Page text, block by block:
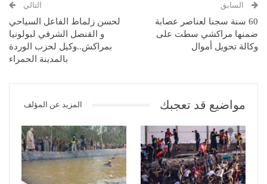
السابق
60 سنة سجنا لعناصر عصابة
ضمنها مراكشي سطت على
وكالة تحويل أموال
التالي
لحسن زلماط الفاعل السياحي
و القنصل الشرفي لبولونيا
بمراكش..وكيل لحزب الوردة
بالمدينة الحمراء
مواضيع قد تعجبك المزيد عن المؤلف